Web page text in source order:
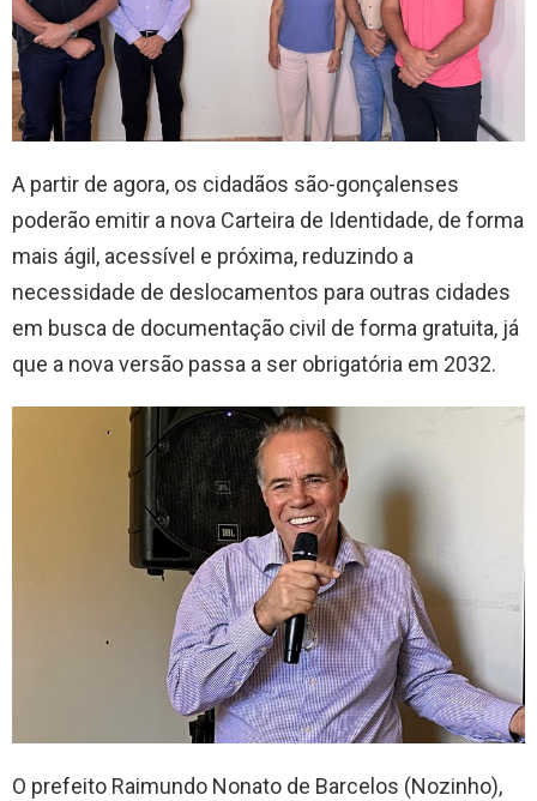
A partir de agora, os cidadãos são-gonçalenses
poderão emitir a nova Carteira de Identidade, de forma
mais ágil, acessível e próxima, reduzindo a
necessidade de deslocamentos para outras cidades
em busca de documentação civil de forma gratuita, já
que a nova versão passa a ser obrigatória em 2032.
O prefeito Raimundo Nonato de Barcelos (Nozinho),